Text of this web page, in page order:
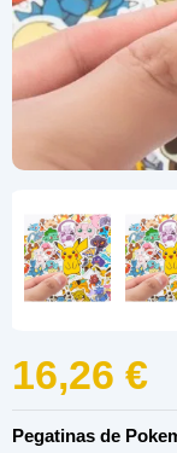
16,26 €
Pegatinas de